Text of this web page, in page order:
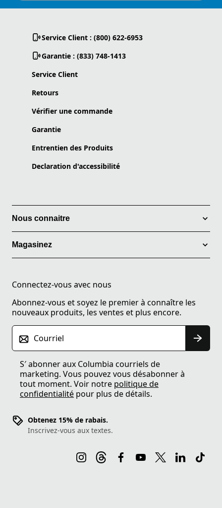
Service Client : (800) 622-6953
Garantie : (833) 748-1413
Service Client
Retours
Vérifier une commande
Garantie
Entrentien des Produits
Declaration d'accessibilité
Nous connaitre
Magasinez
Connectez-vous avec nous
Abonnez-vous et soyez le premier à connaître les
nouveaux produits, les ventes et plus encore.
Courriel
S′ abonner aux Columbia courriels de
marketing. Vous pouvez vous désabonner à
tout moment. Voir notre politique de
confidentialité pour plus de détails.
Obtenez 15% de rabais.
Inscrivez-vous aux textes.